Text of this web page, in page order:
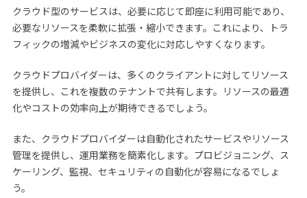
クラウド型のサービスは、必要に応じて即座に利用可能であり、
必要なリソースを柔軟に拡張・縮小できます。これにより、トラ
フィックの増減やビジネスの変化に対応しやすくなります。
クラウドプロバイダーは、多くのクライアントに対してリソース
を提供し、これを複数のテナントで共有します。リソースの最適
化やコストの効率向上が期待できるでしょう。
また、クラウドプロバイダーは自動化されたサービスやリソース
管理を提供し、運用業務を簡素化します。プロビジョニング、ス
ケーリング、監視、セキュリティの自動化が容易になるでしょ
う。